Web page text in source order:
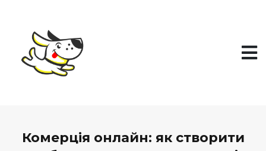
Комерція онлайн: як створити